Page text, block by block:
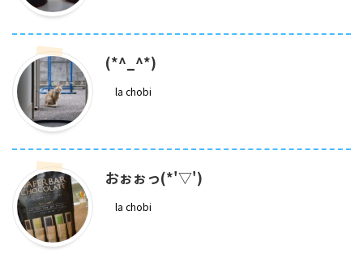
(*^_^*)
la chobi
おぉぉっ(*'▽')
la chobi